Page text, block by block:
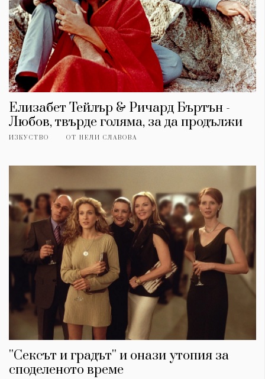
Елизабет Тейлър & Ричард Бъртън -
Любов, твърде голяма, за да продължи
ИЗКУСТВО ОТ НЕЛИ СЛАВОВА
''Сексът и градът'' и онази утопия за
споделеното време